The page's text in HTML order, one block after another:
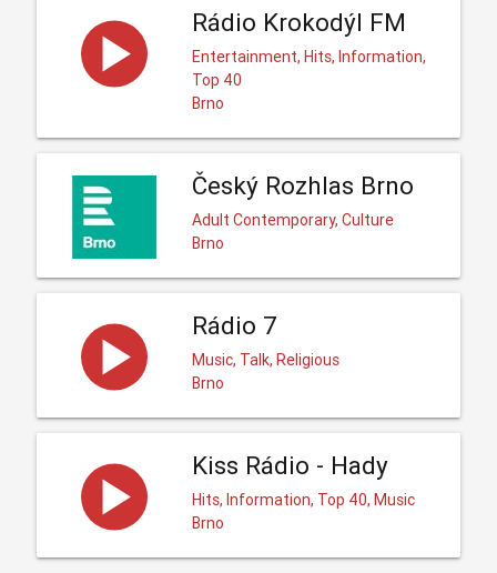
Rádio Krokodýl FM
Entertainment, Hits, Information,
Top 40
Brno
Český Rozhlas Brno
Adult Contemporary, Culture
Brno
Rádio 7
Music, Talk, Religious
Brno
Kiss Rádio - Hady
Hits, Information, Top 40, Music
Brno